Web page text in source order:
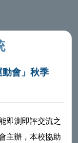
會」秋季
即測即評交流之
主辦，本校協助